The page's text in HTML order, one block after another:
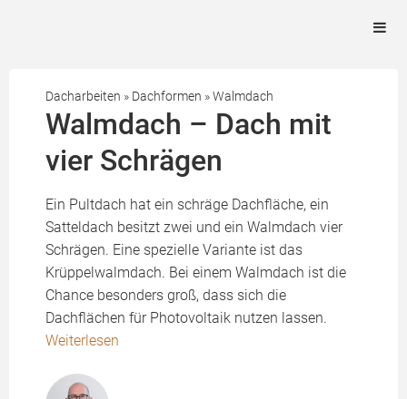
Dacharbeiten » Dachformen »Walmdach
Walmdach – Dach mit
vier Schrägen
Ein Pultdach hat ein schräge Dachfläche, ein
Satteldach besitzt zwei und ein Walmdach vier
Schrägen. Eine spezielle Variante ist das
Krüppelwalmdach. Bei einem Walmdach ist die
Chance besonders groß, dass sich die
Dachflächen für Photovoltaik nutzen lassen.
Weiterlesen